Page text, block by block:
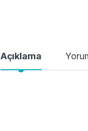
Açıklama